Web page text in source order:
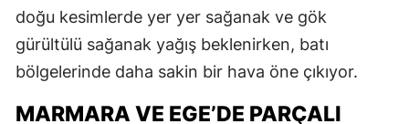
doğu kesimlerde yer yer sağanak ve gök
gürültülü sağanak yağış beklenirken, batı
bölgelerinde daha sakin bir hava öne çıkıyor.
MARMARA VE EGE’DE PARÇALI